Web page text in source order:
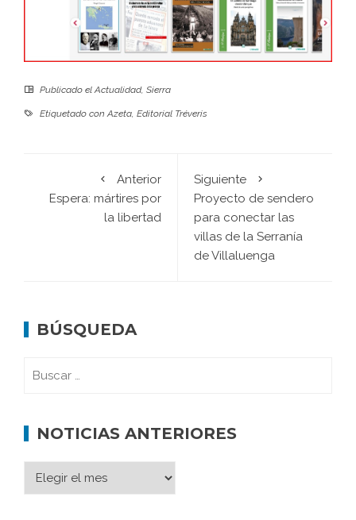
Publicado elActualidad, Sierra
Etiquetado conAzeta, Editorial Tréveris
Anterior
Espera: mártires por
la libertad
Siguiente
Proyecto de sendero
para conectar las
villas de la Serranía
de Villaluenga
BÚSQUEDA
NOTICIAS ANTERIORES